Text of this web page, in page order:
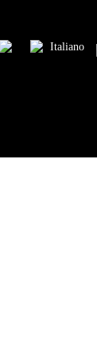
Italiano